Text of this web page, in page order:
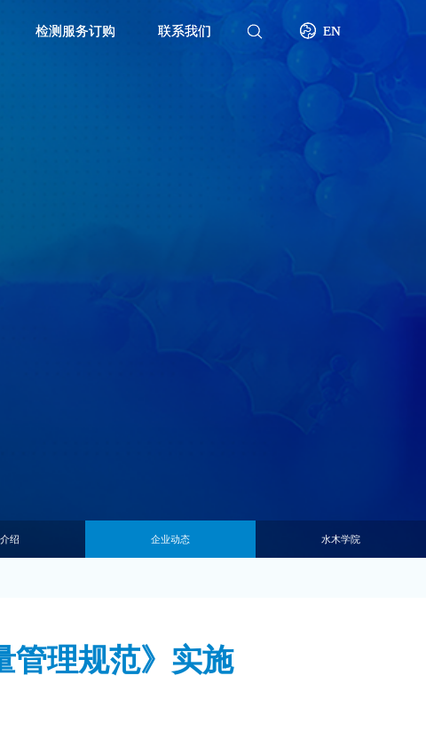
检测服务订购 联系我们 EN
绍 企业动态 水木学院
管理规范》实施
检测服务订购 联系我们 EN